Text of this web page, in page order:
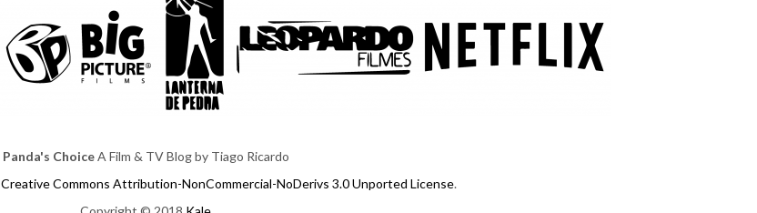
Panda's ChoiceA Film & TV Blog by Tiago Ricardo
Creative Commons Attribution-NonCommercial-NoDerivs 3.0 Unported License.